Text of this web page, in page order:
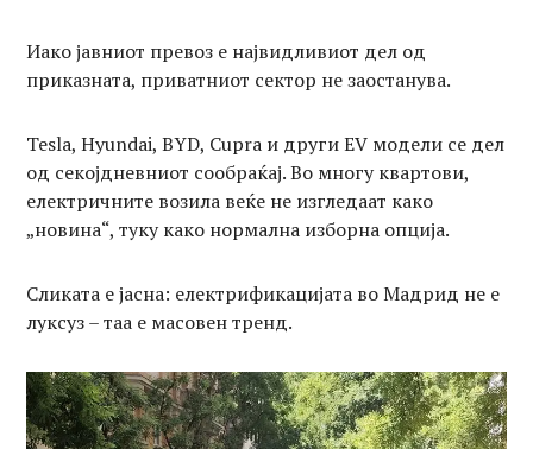
Иако јавниот превоз е највидливиот дел од
приказната, приватниот сектор не заостанува.
Tesla, Hyundai, BYD, Cupra и други EV модели се дел
од секојдневниот сообраќај. Во многу квартови,
електричните возила веќе не изгледаат како
„новина“, туку како нормална изборна опција.
Сликата е јасна: електрификацијата во Мадрид не е
луксуз – таа е масовен тренд.